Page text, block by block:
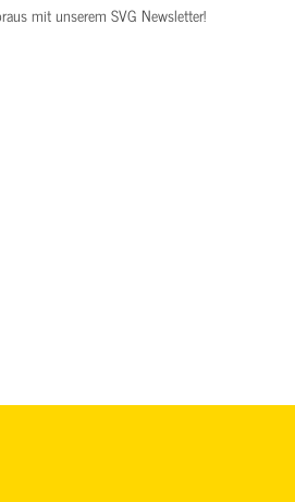
mit unserem SVG Newsletter!